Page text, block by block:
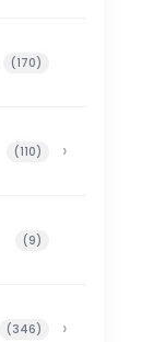
170170 productos
110110 productos
99 productos
346346 productos